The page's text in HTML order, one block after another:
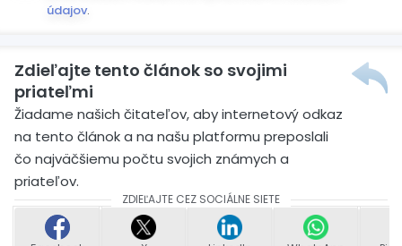
údajov.
Zdieľajte tento článok so svojimi
priateľmi
Žiadame našich čitateľov, aby internetový odkaz
na tento článok a na našu platformu preposlali
čo najväčšiemu počtu svojich známych a
priateľov.
ZDIEĽAJTE CEZ SOCIÁLNE SIETE